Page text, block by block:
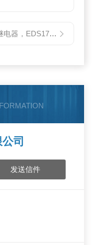
EDS1791现货供应
司
发送信件